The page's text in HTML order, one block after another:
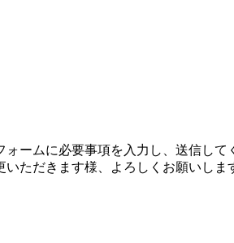
ームに必要事項を入力し、送信して
ただきます様、よろしくお願いしま